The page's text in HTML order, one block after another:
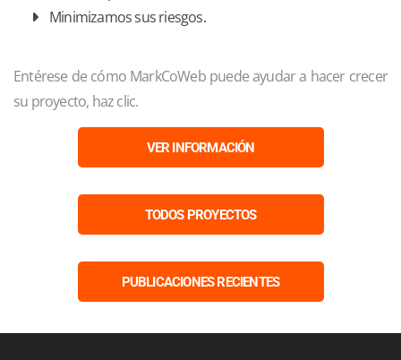
Minimizamos sus riesgos.
Entérese de cómo MarkCoWeb puede ayudar a hacer crecer
su proyecto, haz clic.
VER INFORMACIÓN
TODOS PROYECTOS
PUBLICACIONES RECIENTES